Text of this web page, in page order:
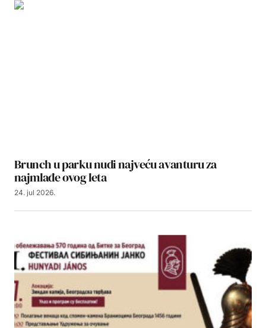
Brunch u parku nudi najveću avanturu za
najmlađe ovog leta
24. jul 2026.